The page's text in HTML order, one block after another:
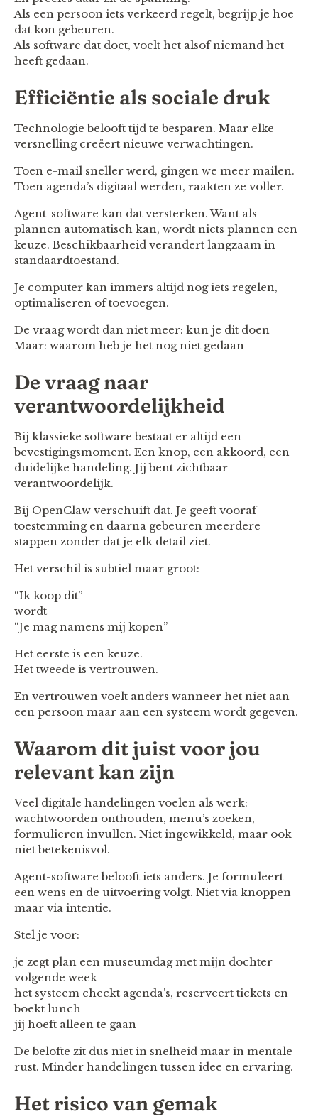
Als een persoon iets verkeerd regelt, begrijp je hoe
dat kon gebeuren.
Als software dat doet, voelt het alsof niemand het
heeft gedaan.
Efficiëntie als sociale druk
Technologie belooft tijd te besparen. Maar elke
versnelling creëert nieuwe verwachtingen.
Toen e-mail sneller werd, gingen we meer mailen.
Toen agenda’s digitaal werden, raakten ze voller.
Agent-software kan dat versterken. Want als
plannen automatisch kan, wordt niets plannen een
keuze. Beschikbaarheid verandert langzaam in
standaardtoestand.
Je computer kan immers altijd nog iets regelen,
optimaliseren of toevoegen.
De vraag wordt dan niet meer: kun je dit doen
Maar: waarom heb je het nog niet gedaan
De vraag naar
verantwoordelijkheid
Bij klassieke software bestaat er altijd een
bevestigingsmoment. Een knop, een akkoord, een
duidelijke handeling. Jij bent zichtbaar
verantwoordelijk.
Bij OpenClaw verschuift dat. Je geeft vooraf
toestemming en daarna gebeuren meerdere
stappen zonder dat je elk detail ziet.
Het verschil is subtiel maar groot:
“Ik koop dit”
wordt
“Je mag namens mij kopen”
Het eerste is een keuze.
Het tweede is vertrouwen.
En vertrouwen voelt anders wanneer het niet aan
een persoon maar aan een systeem wordt gegeven.
Waarom dit juist voor jou
relevant kan zijn
Veel digitale handelingen voelen als werk:
wachtwoorden onthouden, menu’s zoeken,
formulieren invullen. Niet ingewikkeld, maar ook
niet betekenisvol.
Agent-software belooft iets anders. Je formuleert
een wens en de uitvoering volgt. Niet via knoppen
maar via intentie.
Stel je voor:
je zegt plan een museumdag met mijn dochter
volgende week
het systeem checkt agenda’s, reserveert tickets en
boekt lunch
jij hoeft alleen te gaan
De belofte zit dus niet in snelheid maar in mentale
rust. Minder handelingen tussen idee en ervaring.
Het risico van gemak